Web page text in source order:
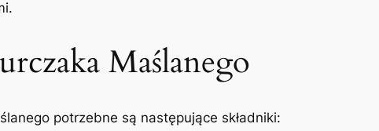
Maślanego
potrzebne są następujące składniki: